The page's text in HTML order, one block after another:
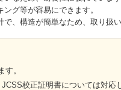
又は、リークに対して特に注意す
ィテクタ等）を行った圧力計を使用
ください。）
以上になる場合は強度面で問題と
ドン管圧力計JIS B 7505-1」をご
グ等が容易にできます。
、構造が簡単なため、取り扱い
。
校正証明書については対